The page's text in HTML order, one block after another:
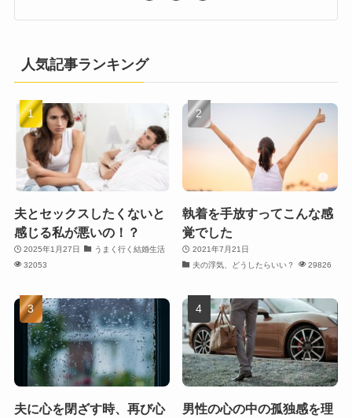
人気記事ランキング
夫とセックスしたくないと
感じる私が悪いの！？
2025年1月27日
うまく行く結婚生活
32053
執着を手放すってこんな感
覚でした
2021年7月21日
夫の浮気、どうしたらいい？
29826
夫に心を閉ざす時、再び心
男性の心の中の孤独感を理